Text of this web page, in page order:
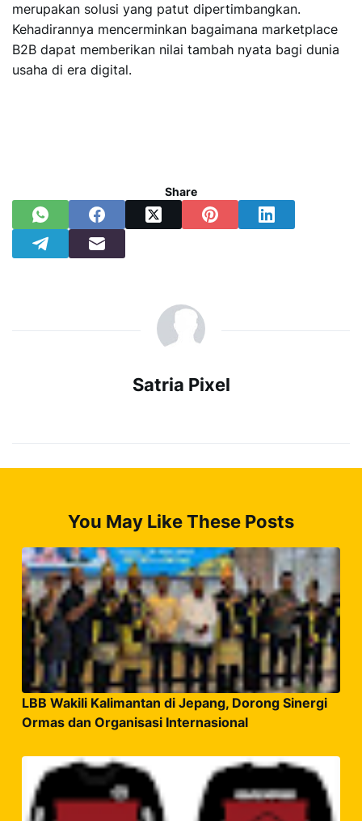
merupakan solusi yang patut dipertimbangkan.
Kehadirannya mencerminkan bagaimana marketplace
B2B dapat memberikan nilai tambah nyata bagi dunia
usaha di era digital.
Share
Satria Pixel
You May Like These Posts
LBB Wakili Kalimantan di Jepang, Dorong Sinergi
Ormas dan Organisasi Internasional